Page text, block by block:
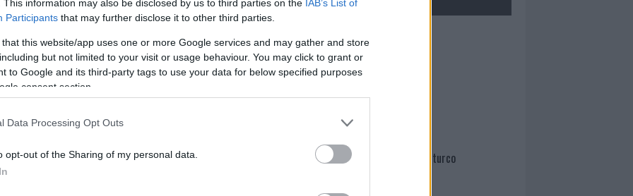
This information may also be disclosed by us to third parties on the IAB’s List of
Participants that may further disclose it to other third parties.
that this website/app uses one or more Google services and may gather and store
but not limited to your visit or usage behaviour. You may click to grant or
to Google and its third-party tags to use your data for below specified purposes
consent section.
Data Processing Opt Outs
opt-out of the Sharing of my personal data.
dello spettacolo, portando anche il suo
di follower.
il
alle 14:30 presso il Cervo Conference
il carattere sempre più
che non smette di aggiornarsi pur
Mario Malu
Paolo Pinna
Martina Agostina Diturco